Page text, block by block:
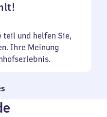
und helfen Sie,
Ihre Meinung